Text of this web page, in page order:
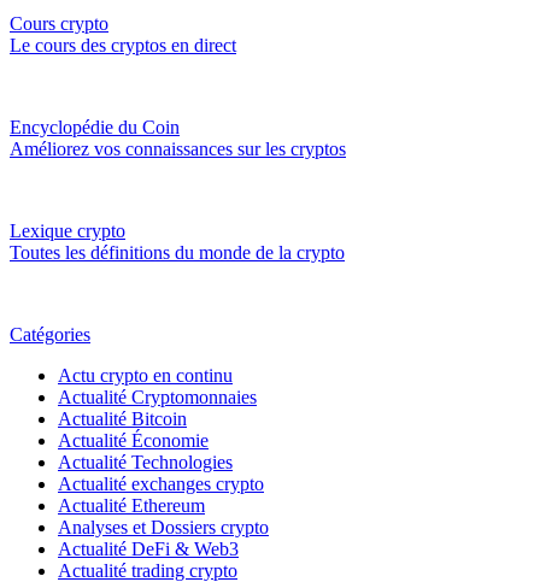
Cours crypto
Le cours des cryptos en direct
Encyclopédie du Coin
Améliorez vos connaissances sur les cryptos
Lexique crypto
Toutes les définitions du monde de la crypto
Catégories
Actu crypto en continu
Actualité Cryptomonnaies
Actualité Bitcoin
Actualité Économie
Actualité Technologies
Actualité exchanges crypto
Actualité Ethereum
Analyses et Dossiers crypto
Actualité DeFi & Web3
Actualité trading crypto